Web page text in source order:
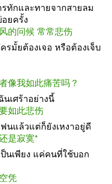
ทักและทายจากสายลม
ยครั้ง
的问候 常常悲伤
มั้ยต้องเจอ หรือต้องเจ็บ
像我如此痛苦吗？
เศร้าอย่างนี้
如此悲伤
นแล้วแต่ก็ยังเหงาอยู่ดี
是寂寞*
นเพียง แค่คนที่ใช้บอก
凭